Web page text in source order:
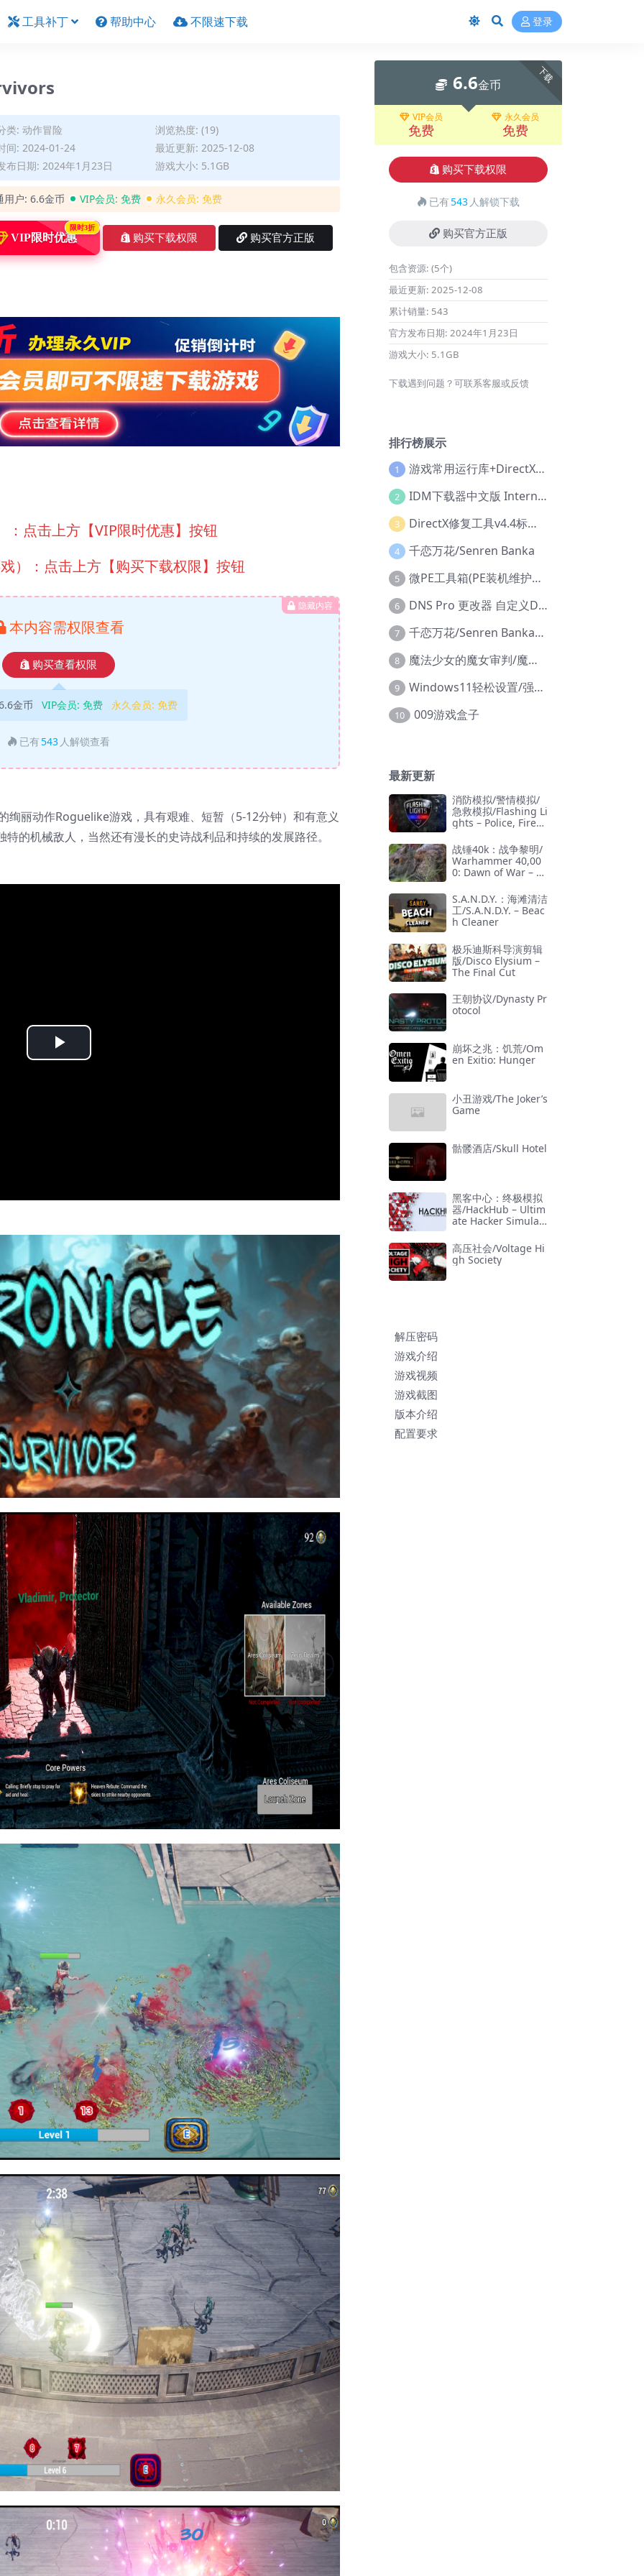
工具补丁 帮助中心 不限速下载 登录
类: 动作冒险
浏览热度: (19)
间: 2024-01-24
最近更新: 2025-12-08
布日期: 2024年1月23日
游戏大小: 5.1GB
用户: 6.6金币 VIP会员: 免费 永久会员: 免费
VIP限时优惠
限时3折
购买下载权限 购买官方正版
点击上方【VIP限时优惠】按钮
）：点击上方【购买下载权限】按钮
隐藏内容
本内容需权限查看
购买查看权限
金币 VIP会员: 免费 永久会员: 免费
已有 543 人解锁查看
丽动作Roguelike游戏，具有艰难、短暂（5-12分钟）和有意义
的机械敌人，当然还有漫长的史诗战利品和持续的发展路径。
Play
下载
6.6金币
VIP会员
免费
永久会员
免费
购买下载权限
已有543 人解锁下载
购买官方正版
包含资源: (5个)
最近更新: 2025-12-08
累计销量: 543
官方发布日期: 2024年1月23日
游戏大小: 5.1GB
下载遇到问题？可联系客服或反馈
排行榜展示
1 游戏常用运行库+DirectX修复增强版
2 IDM下载器中文版 Internet Download Manager v6.42.36 IDM
3 DirectX修复工具v4.4标准版+增强版+在线修复版
4 千恋万花/Senren Banka
5 微PE工具箱(PE装机维护工具) v2.3官方正式版
6 DNS Pro 更改器 自定义DNS修改
7 千恋万花/Senren Banka/安卓版
8 魔法少女的魔女审判/魔法少女ノ魔女裁判
9 Windows11轻松设置/强力禁止WD等/兼容Win10
10 009游戏盒子
最新更新
消防模拟/警情模拟/
急救模拟/Flashing Li
ghts – Police, Firefi
Services Simulator
战锤40k：战争黎明/
Warhammer 40,00
0: Dawn of War – D
S.A.N.D.Y.：海滩清洁
工/S.A.N.D.Y. – Beac
h Cleaner
极乐迪斯科导演剪辑
版/Disco Elysium –
The Final Cut
王朝协议/Dynasty Pr
otocol
崩坏之兆：饥荒/Om
en Exitio: Hunger
小丑游戏/The Joker’s
Game
骷髅酒店/Skull Hotel
黑客中心：终极模拟
器/HackHub – Ultim
ate Hacker Simulat
高压社会/Voltage Hi
gh Society
解压密码
游戏介绍
游戏视频
游戏截图
版本介绍
配置要求